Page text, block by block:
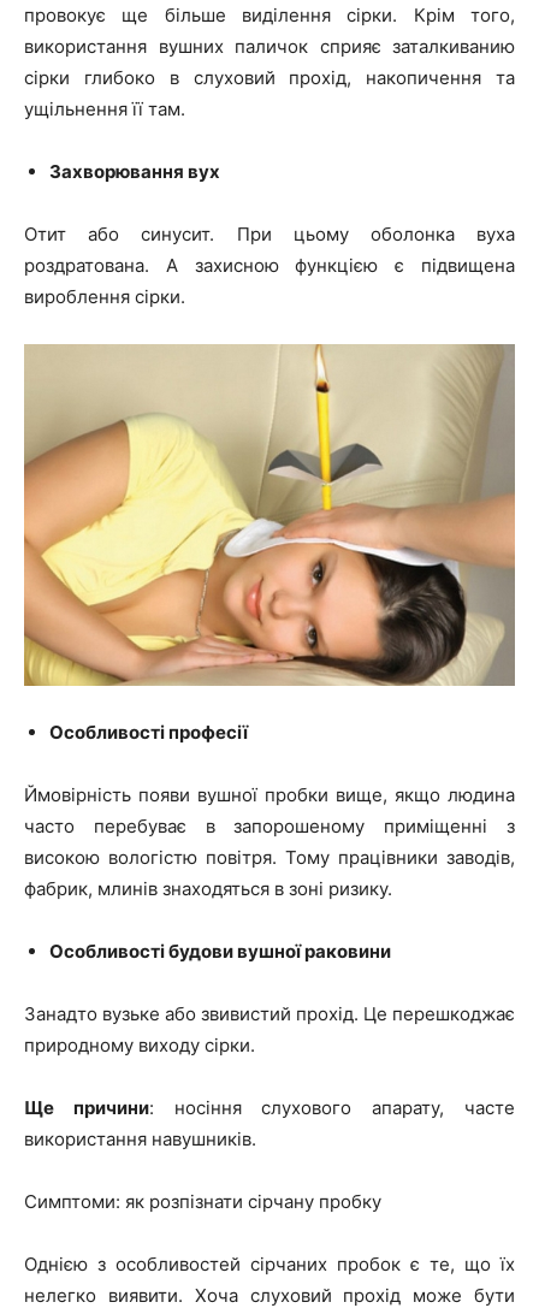
провокує ще більше виділення сірки. Крім того,
використання вушних паличок сприяє заталкиванию
сірки глибоко в слуховий прохід, накопичення та
ущільнення її там.
Захворювання вух
Отит або синусит. При цьому оболонка вуха
роздратована. А захисною функцією є підвищена
вироблення сірки.
Особливості професії
Ймовірність появи вушної пробки вище, якщо людина
часто перебуває в запорошеному приміщенні з
високою вологістю повітря. Тому працівники заводів,
фабрик, млинів знаходяться в зоні ризику.
Особливості будови вушної раковини
Занадто вузьке або звивистий прохід. Це перешкоджає
природному виходу сірки.
Ще причини: носіння слухового апарату, часте
використання навушників.
Симптоми: як розпізнати сірчану пробку
Однією з особливостей сірчаних пробок є те, що їх
нелегко виявити. Хоча слуховий прохід може бути